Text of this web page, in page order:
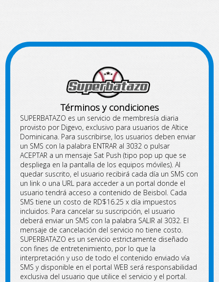
Términos y condiciones
SUPERBATAZO es un servicio de membresía diaria
provisto por Digevo, exclusivo para usuarios de Altice
Dominicana. Para suscribirse, los usuarios deben enviar
un SMS con la palabra ENTRAR al 3032 o pulsar
ACEPTAR a un mensaje Sat Push (tipo pop up que se
despliega en la pantalla de los equipos móviles). Al
quedar suscrito, el usuario recibirá cada día un SMS con
un link o una URL para acceder a un portal donde el
usuario tendrá acceso a contenido de Beisbol. Cada
SMS tiene un costo de RD$16.25 x día impuestos
incluidos. Para cancelar su suscripción, el usuario
deberá enviar un SMS con la palabra SALIR al 3032. El
mensaje de cancelación del servicio no tiene costo.
SUPERBATAZO es un servicio estrictamente diseñado
con fines de entretenimiento, por lo que la
interpretación y uso de todo el contenido enviado vía
SMS y disponible en el portal WEB será responsabilidad
exclusiva del usuario que utilice el servicio y el portal.